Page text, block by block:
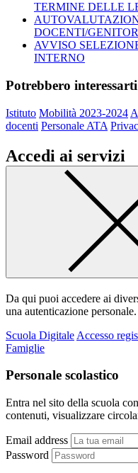
TERMINE DELLE
DOCENTI/
AVVISO
INTERNO
Potrebbero interessarti
Istituto Mobilità 2023-2024
docenti Personale ATA
Accedi ai servizi
Da qui puoi accedere ai
una autenticazione personale.
Scuola Digitale Accesso
Famiglie
Personale scolastico
Entra nel sito della scuola
contenuti, visualizzare
Email address
Password